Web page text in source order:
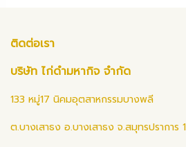
ติดต่อเรา
บริษัท ไก่ดำมหากิจ จำกัด
133 หมู่17 นิคมอุตสาหกรรมบางพลี
ต.บางเสาธง อ.บางเสาธง จ.สมุทรปราการ